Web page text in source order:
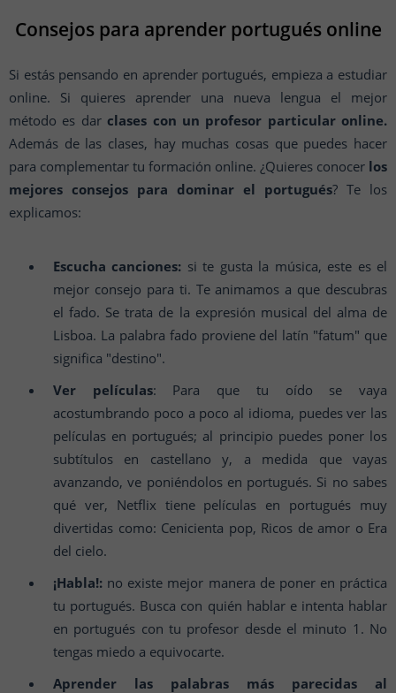
Consejos para aprender portugués online
Si estás pensando en aprender portugués, empieza a estudiar
online. Si quieres aprender una nueva lengua el mejor
método es darclases con un profesor particular online.
Además de las clases, hay muchas cosas que puedes hacer
para complementar tu formación online. ¿Quieres conocer los
mejores consejos para dominar el portugués? Te los
explicamos:
Escucha canciones: si te gusta la música, este es el
mejor consejo para ti. Te animamos a que descubras
el fado. Se trata de la expresión musical del alma de
Lisboa. La palabra fado proviene del latín "fatum" que
significa "destino".
Ver películas: Para que tu oído se vaya
acostumbrando poco a poco al idioma, puedes ver las
películas en portugués; al principio puedes poner los
subtítulos en castellano y, a medida que vayas
avanzando, ve poniéndolos en portugués. Si no sabes
qué ver, Netflix tiene películas en portugués muy
divertidas como: Cenicienta pop, Ricos de amor o Era
del cielo.
¡Habla!: no existe mejor manera de poner en práctica
tu portugués. Busca con quién hablar e intenta hablar
en portugués con tu profesor desde el minuto 1. No
tengas miedo a equivocarte.
Aprender las palabras más parecidas al